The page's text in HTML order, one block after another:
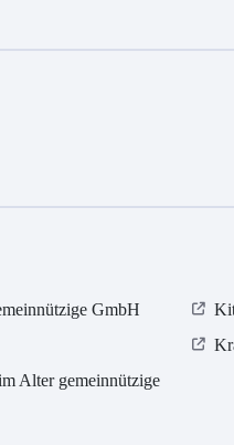
GmbH
Alter gemeinnützige